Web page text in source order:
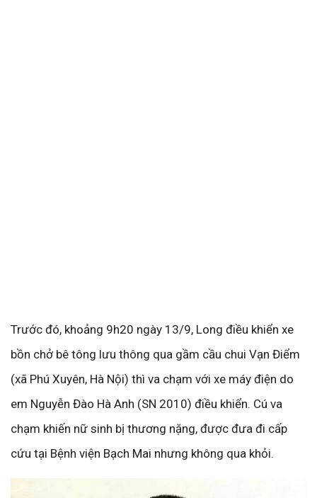
Trước đó, khoảng 9h20 ngày 13/9, Long điều khiển xe
bồn chở bê tông lưu thông qua gầm cầu chui Vạn Điểm
(xã Phú Xuyên, Hà Nội) thì va chạm với xe máy điện do
em Nguyễn Đào Hà Anh (SN 2010) điều khiển. Cú va
chạm khiến nữ sinh bị thương nặng, được đưa đi cấp
cứu tại Bệnh viện Bạch Mai nhưng không qua khỏi.